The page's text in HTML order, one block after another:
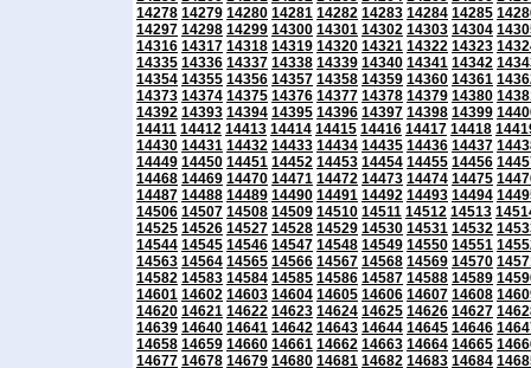
14278 14279 14280 14281 14282 14283 14284 14285
14297 14298 14299 14300 14301 14302 14303 14304
14316 14317 14318 14319 14320 14321 14322 14323
14335 14336 14337 14338 14339 14340 14341 14342
14354 14355 14356 14357 14358 14359 14360 14361
14373 14374 14375 14376 14377 14378 14379 14380
14392 14393 14394 14395 14396 14397 14398 14399
14411 14412 14413 14414 14415 14416 14417 14418
14430 14431 14432 14433 14434 14435 14436 14437
14449 14450 14451 14452 14453 14454 14455 14456
14468 14469 14470 14471 14472 14473 14474 14475
14487 14488 14489 14490 14491 14492 14493 14494
14506 14507 14508 14509 14510 14511 14512 14513
14525 14526 14527 14528 14529 14530 14531 14532
14544 14545 14546 14547 14548 14549 14550 14551
14563 14564 14565 14566 14567 14568 14569 14570
14582 14583 14584 14585 14586 14587 14588 14589
14601 14602 14603 14604 14605 14606 14607 14608
14620 14621 14622 14623 14624 14625 14626 14627
14639 14640 14641 14642 14643 14644 14645 14646
14658 14659 14660 14661 14662 14663 14664 14665
14677 14678 14679 14680 14681 14682 14683 14684